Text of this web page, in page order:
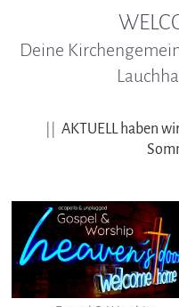
Deine
AKTUELL haben